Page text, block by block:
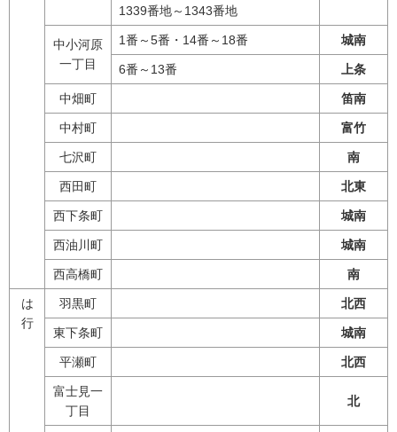
1339番地～1343番地
中小河原
一丁目
1番～5番・14番～18番 城南
6番～13番 上条
中畑町 笛南
中村町 富竹
七沢町 南
西田町 北東
西下条町 城南
西油川町 城南
西高橋町 南
は
行
羽黒町 北西
東下条町 城南
平瀬町 北西
富士見一
丁目
北